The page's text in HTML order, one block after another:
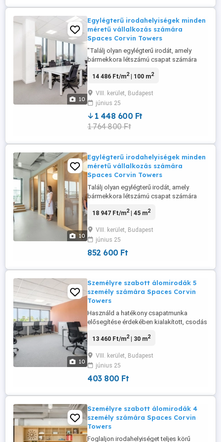
10
Egylégterű irodahelyiségek minden
méretű vállalkozás számára
Spaces Corvin Towers
"Találj olyan egylégterű irodát, amely
bármekkora létszámú csapat számára
Foglalj egylégterű irodahelyiséget 15
szerződéssel, amely a vállalkozásoddal
együtt növekszik. Unique location
descriptors sourced via individual
location ...
14 486 Ft/m2| 100 m2
VIII. kerület, Budapest
június 25
1 448 600 Ft
1 764 800 Ft
10
Egylégterű irodahelyiségek minden
méretű vállalkozás számára
Spaces Corvin Towers
Találj olyan egylégterű irodát, amely
bármekkora létszámú csapat számára
Foglalj egylégterű irodahelyiséget 10
szerződéssel, amely a vállalkozásoddal
együtt növekszik. Lendítse fel
vállalkozását a Corvin Towers-ben!
18 947 Ft/m2| 45 m2
VIII. kerület, Budapest
június 25
852 600 Ft
10
Személyre szabott álomirodák 5
személy számára Spaces Corvin
Towers
Használd a hatékony csapatmunka
elősegítése érdekében kialakított, csodás
vállalkozását a Corvin Towers-ben!
munkateret kínálunk Budapest történelmi
szívében akár privát vagy közösségi
irodát keres, virtuális címet igényelne, ...
13 460 Ft/m2| 30 m2
VIII. kerület, Budapest
június 25
403 800 Ft
Személyre szabott álomirodák 4
személy számára Spaces Corvin
Towers
Foglaljon irodahelyiséget teljes körű